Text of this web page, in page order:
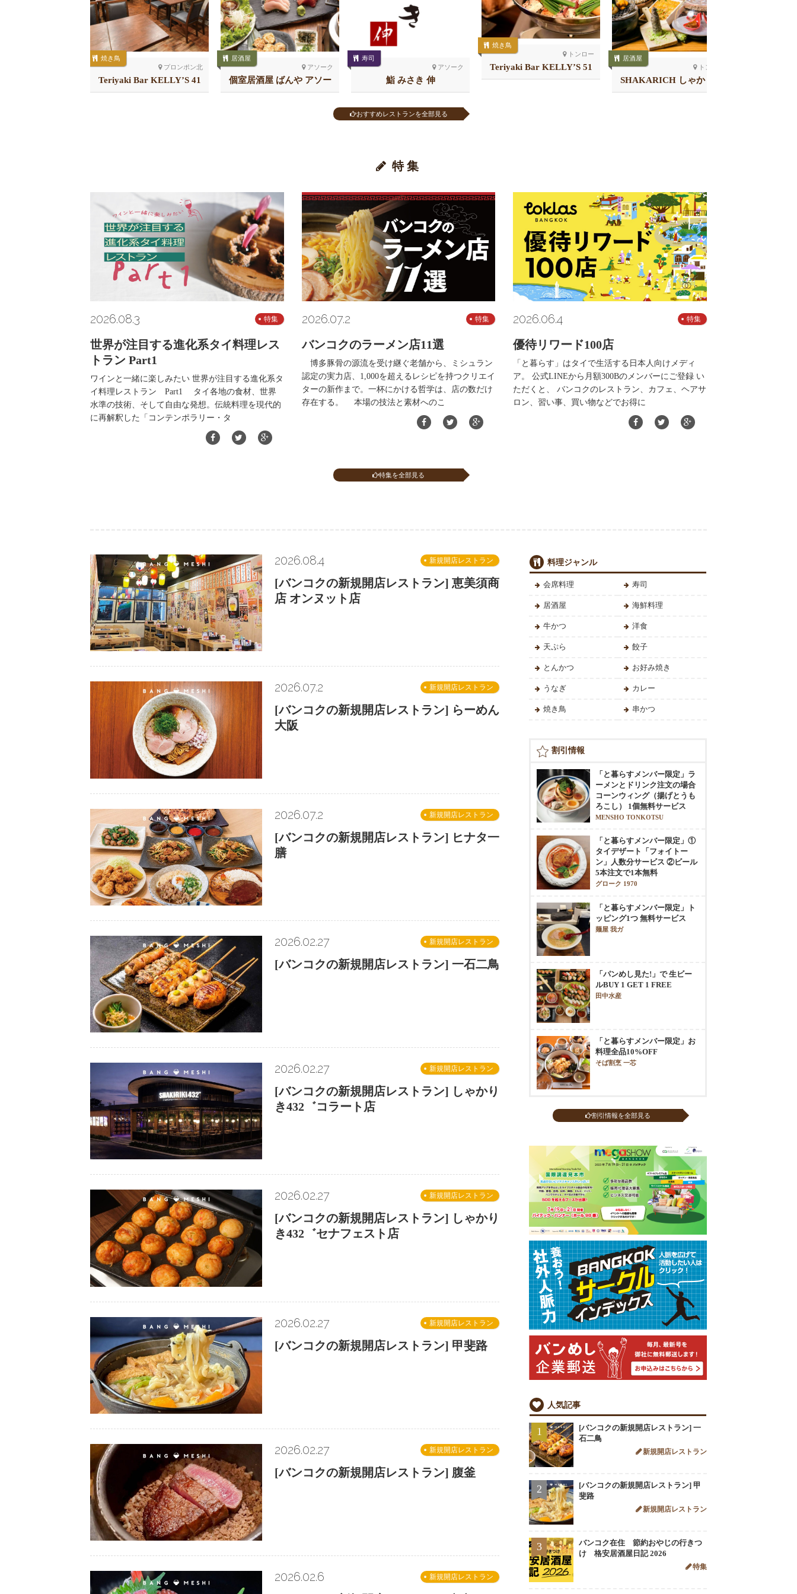
プロンポン北
焼き鳥
Teriyaki Bar KELLY’S 41
店
アソーク
居酒屋
個室居酒屋 ばんや アソー
ク
アソーク
寿司
鮨 みさき 伸
トンロー
焼き鳥
Teriyaki Bar KELLY’S 51
店
トンロー
居酒屋
SHAKARICH しゃかリッ
チ トンロー
おすすめレストランを全部見る
特集
2026.08.3 特集
世界が注目する進化系タイ料理レス
トラン Part1
ワインと一緒に楽しみたい 世界が注目する進化系タ
イ料理レストラン Part1 タイ各地の食材、世界
水準の技術、そして自由な発想。伝統料理を現代的
に再解釈した「コンテンポラリー・タ
2026.07.2 特集
バンコクのラーメン店11選
博多豚骨の源流を受け継ぐ老舗から、ミシュラン
認定の実力店、1,000を超えるレシピを持つクリエイ
ターの新作まで。一杯にかける哲学は、店の数だけ
存在する。 本場の技法と素材へのこ
2026.06.4 特集
優待リワード100店
「と暮らす」はタイで生活する日本人向けメディ
ア。 公式LINEから月額300Bのメンバーにご登録 い
ただくと、 バンコクのレストラン、カフェ、ヘアサ
ロン、習い事、買い物などでお得に
特集を全部見る
料理ジャンル
会席料理 寿司
居酒屋 海鮮料理
牛かつ 洋食
天ぷら 餃子
とんかつ お好み焼き
うなぎ カレー
焼き鳥 串かつ
割引情報
「と暮らすメンバー限定」ラ
ーメンとドリンク注文の場合
コーンウィング（揚げとうも
ろこし） 1個無料サービス
MENSHO TONKOTSU
「と暮らすメンバー限定」①
タイデザート「フォイトー
ン」人数分サービス ②ビール
5本注文で1本無料
グローク 1970
「と暮らすメンバー限定」ト
ッピング1つ 無料サービス
麺屋 我ガ
「パンめし見た!」で 生ビー
ルBUY 1 GET 1 FREE
田中水産
「と暮らすメンバー限定」お
料理全品10%OFF
そば割烹 一芯
割引情報を全部見る
新規開店レストラン
2026.08.4
[バンコクの新規開店レストラン] 恵美須商
店 オンヌット店
新規開店レストラン
2026.07.2
[バンコクの新規開店レストラン] らーめん
大阪
新規開店レストラン
2026.07.2
[バンコクの新規開店レストラン] ヒナタ一
膳
新規開店レストラン
2026.02.27
[バンコクの新規開店レストラン] 一石二鳥
新規開店レストラン
2026.02.27
[バンコクの新規開店レストラン] しゃかり
き432゛コラート店
新規開店レストラン
2026.02.27
[バンコクの新規開店レストラン] しゃかり
き432゛セナフェスト店
新規開店レストラン
2026.02.27
[バンコクの新規開店レストラン] 甲斐路
新規開店レストラン
2026.02.27
[バンコクの新規開店レストラン] 腹釜
新規開店レストラン
2026.02.6
人気記事
1
[バンコクの新規開店レストラン] 一
石二鳥
新規開店レストラン
2
[バンコクの新規開店レストラン] 甲
斐路
新規開店レストラン
3
バンコク在住 節約おやじの行きつ
け 格安居酒屋日記 2026
特集